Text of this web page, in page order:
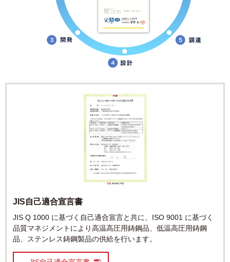
JIS自己適合宣言書
JIS Q 1000 に基づく自己適合宣言と共に、ISO 9001 に基づく
品質マネジメントにより高温高圧用鋳鋼品、低温高圧用鋳鋼
品、ステンレス鋳鋼製品の供給を行います。